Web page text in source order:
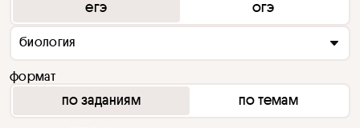
егэ огэ
биология
формат
по заданиям по темам